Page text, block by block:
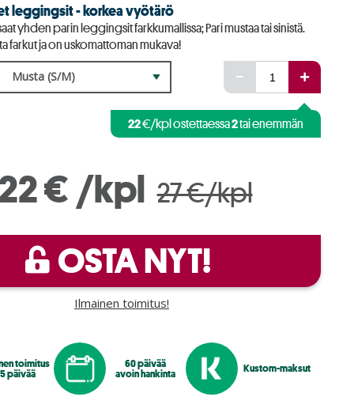
leggingsit - korkea vyötärö
yhden parin leggingsit farkkumallissa; Pari mustaa tai sinistä.
farkut ja on uskomattoman mukava!
Musta (S/M)
22€/kpl ostettaessa2tai enemmän
€ /kpl 27 €/kpl
OSTA NYT!
Ilmainen toimitus!
toimitus
päivää
60 päivää
avoin hankinta Kustom-maksut